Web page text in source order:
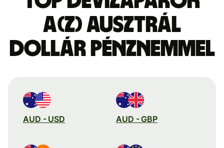
a(z) ausztrál
dollár pénznemmel
AUD - USD AUD - GBP